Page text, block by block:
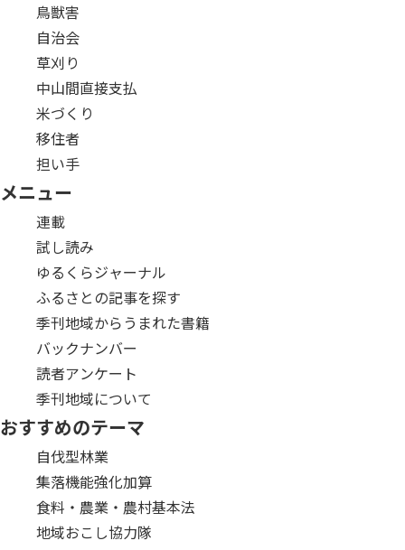
鳥獣害
自治会
草刈り
中山間直接支払
米づくり
移住者
担い手
メニュー
連載
試し読み
ゆるくらジャーナル
ふるさとの記事を探す
季刊地域からうまれた書籍
バックナンバー
読者アンケート
季刊地域について
おすすめのテーマ
自伐型林業
集落機能強化加算
食料・農業・農村基本法
地域おこし協力隊